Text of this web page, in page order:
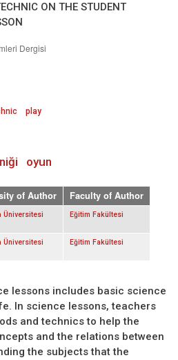
ON THE STUDENT
Dergisi
play
oyun
of Author Faculty of Author
Üniversitesi Eğitim Fakültesi
Üniversitesi Eğitim Fakültesi
lessons includes basic science
In science lessons, teachers
and technics to help the
and the relations between
the subjects that the